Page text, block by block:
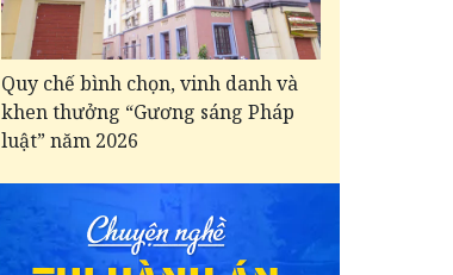
Quy chế bình chọn, vinh danh và
khen thưởng “Gương sáng Pháp
luật” năm 2026